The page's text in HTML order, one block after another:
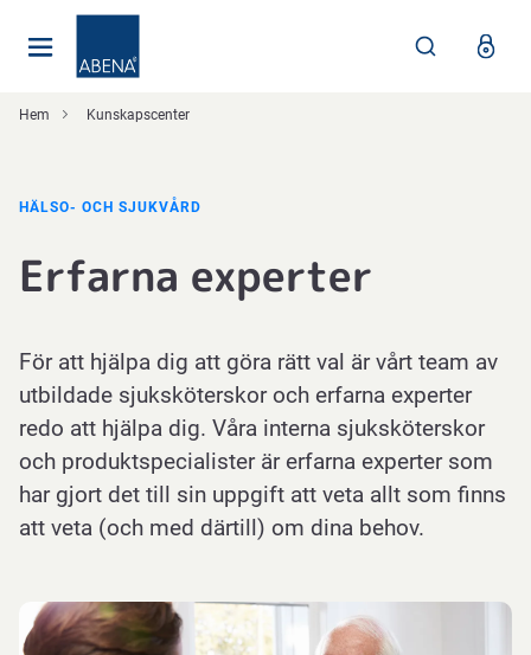
Hem Kunskapscenter
HÄLSO- OCH SJUKVÅRD
Erfarna experter
För att hjälpa dig att göra rätt val är vårt team av
utbildade sjuksköterskor och erfarna experter
redo att hjälpa dig. Våra interna sjuksköterskor
och produktspecialister är erfarna experter som
har gjort det till sin uppgift att veta allt som finns
att veta (och med därtill) om dina behov.